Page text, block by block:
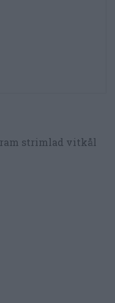
strimlad vitkål